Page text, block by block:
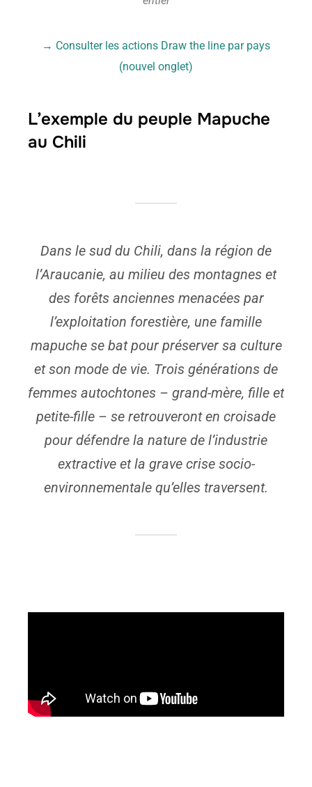
→ Consulter les actions Draw the line par pays
(nouvel onglet)
L’exemple du peuple Mapuche
au Chili
Dans le sud du Chili, dans la région de
l’Araucanie, au milieu des montagnes et
des forêts anciennes menacées par
l’exploitation forestière, une famille
mapuche se bat pour préserver sa culture
et son mode de vie. Trois générations de
femmes autochtones – grand-mère, fille et
petite-fille – se retrouveront en croisade
pour défendre la nature de l’industrie
extractive et la grave crise socio-
environnementale qu’elles traversent.